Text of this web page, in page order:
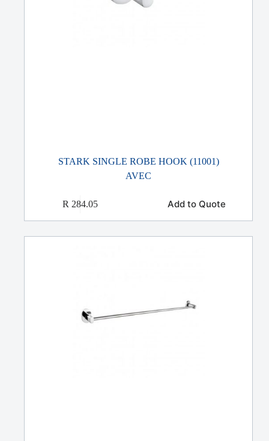
STARK SINGLE ROBE HOOK (11001)
AVEC
R 284.05 Add to Quote